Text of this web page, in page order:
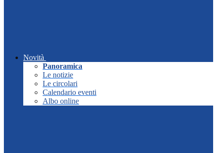
Novità
Panoramica
Le notizie
Le circolari
Calendario eventi
Albo online